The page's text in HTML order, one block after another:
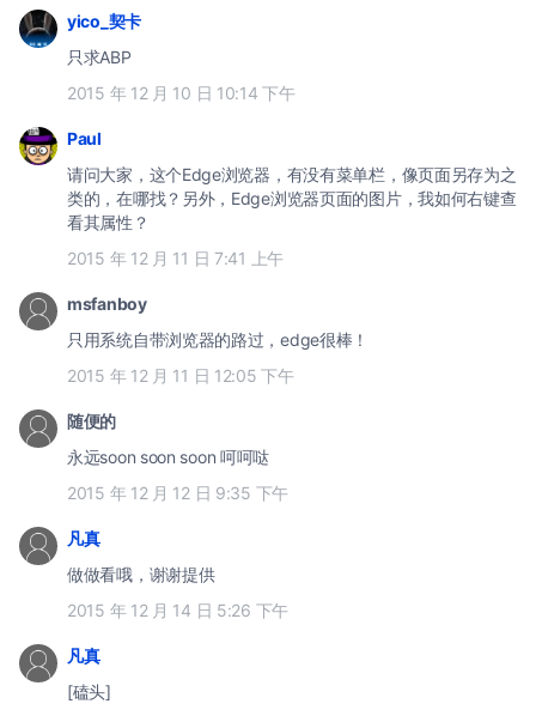
yico_契卡
只求ABP
2015 年 12 月 10 日 10:14 下午
Paul
请问大家，这个Edge浏览器，有没有菜单栏，像页面另存为之
类的，在哪找？另外，Edge浏览器页面的图片，我如何右键查
看其属性？
2015 年 12 月 11 日 7:41 上午
msfanboy
只用系统自带浏览器的路过，edge很棒！
2015 年 12 月 11 日 12:05 下午
随便的
永远soon soon soon 呵呵哒
2015 年 12 月 12 日 9:35 下午
凡真
做做看哦，谢谢提供
2015 年 12 月 14 日 5:26 下午
凡真
[磕头]